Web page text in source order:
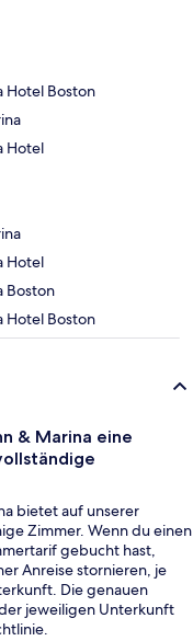
Hotel Boston
Hotel
Hotel
Boston
Hotel Boston
& Marina eine
bietet auf unserer
Zimmer. Wenn du einen
gebucht hast,
Anreise stornieren, je
Die genauen
jeweiligen Unterkunft